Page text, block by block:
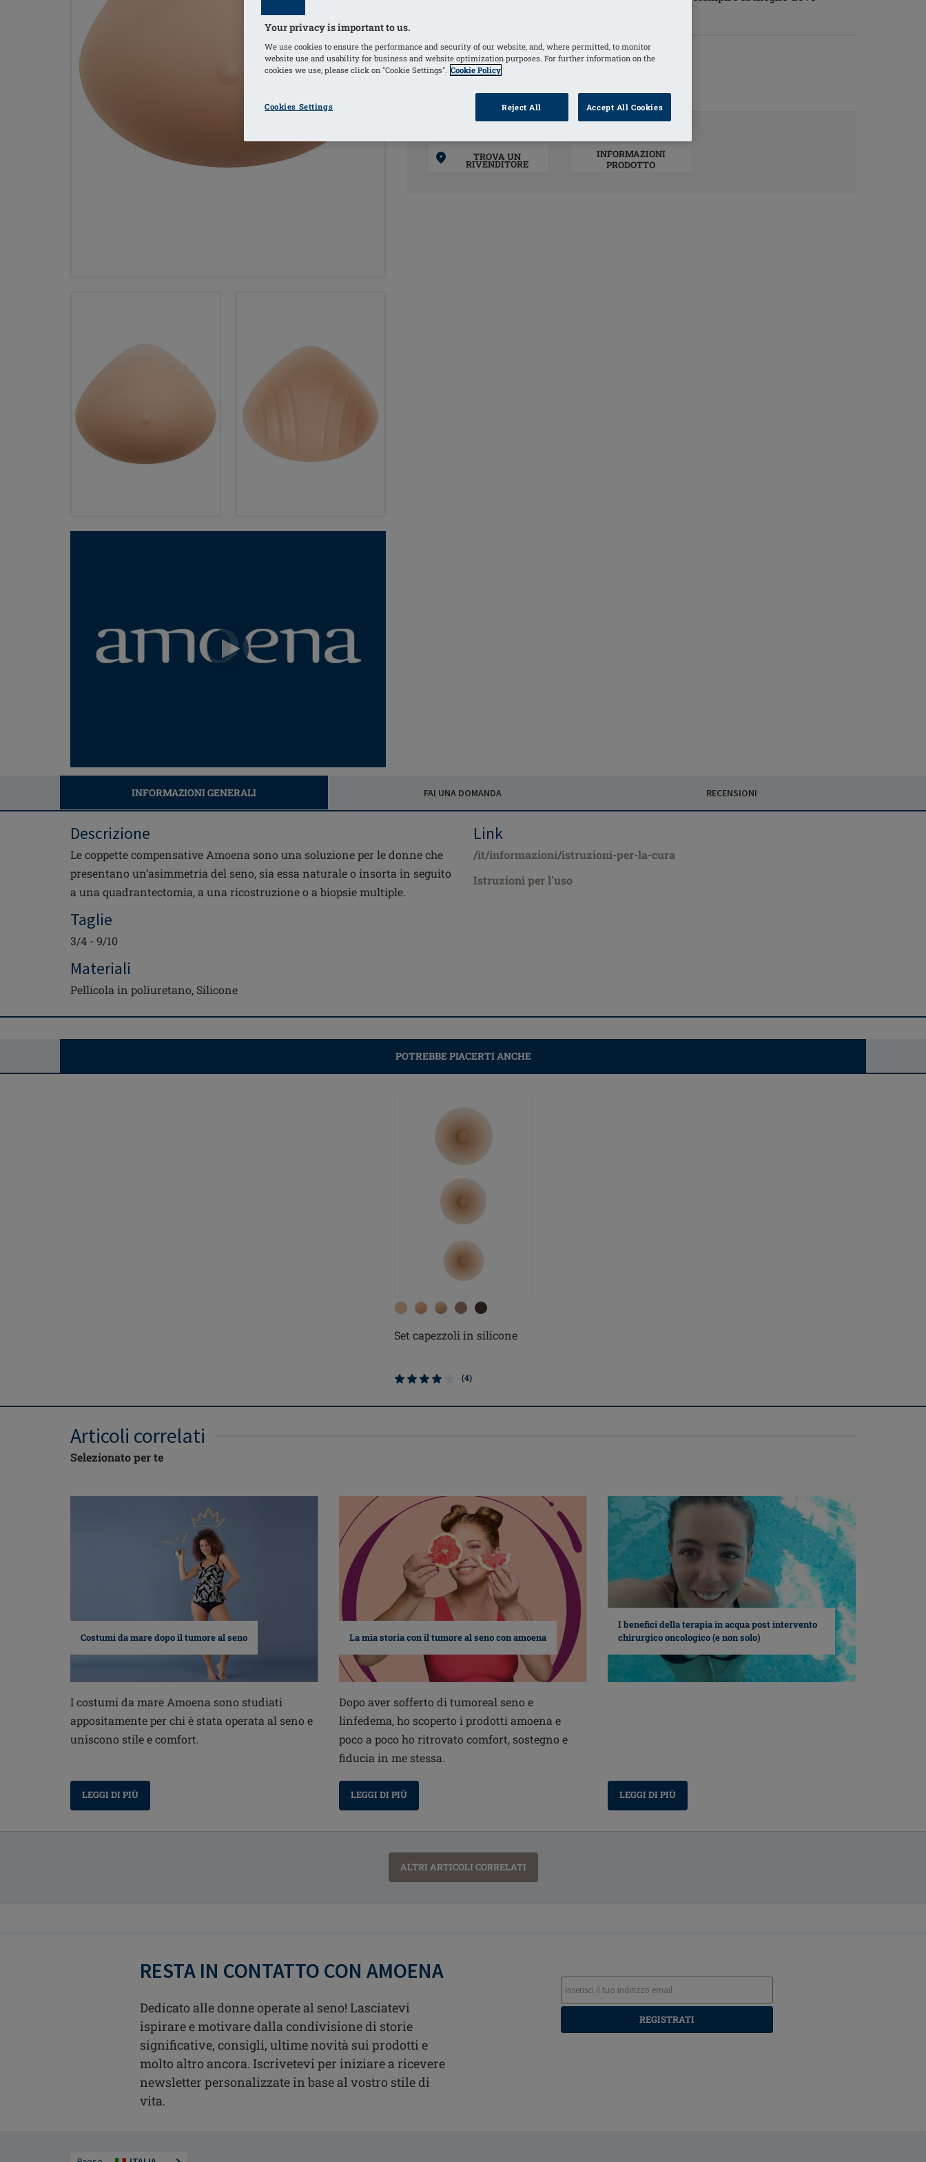
COLORI
TROVA UN
RIVENDITORE
INFORMAZIONI
PRODOTTO
INFORMAZIONI GENERALI FAI UNA DOMANDA RECENSIONI
Descrizione
Le coppette compensative Amoena sono una soluzione per le donne che
presentano un’asimmetria del seno, sia essa naturale o insorta in seguito
a una quadrantectomia, a una ricostruzione o a biopsie multiple.
Taglie
3/4 - 9/10
Materiali
Pellicola in poliuretano, Silicone
Link
/it/informazioni/istruzioni-per-la-cura
Istruzioni per l'uso
POTREBBE PIACERTI ANCHE
Set capezzoli in silicone
(4)
Articoli correlati
Selezionato per te
Costumi da mare dopo il tumore al seno
I costumi da mare Amoena sono studiati
appositamente per chi è stata operata al seno e
uniscono stile e comfort.
LEGGI DI PIÙ
La mia storia con il tumore al seno con amoena
Dopo aver sofferto di tumoreal seno e
linfedema, ho scoperto i prodotti amoena e
poco a poco ho ritrovato comfort, sostegno e
fiducia in me stessa.
LEGGI DI PIÙ
I benefici della terapia in acqua post intervento
chirurgico oncologico (e non solo)
LEGGI DI PIÙ
ALTRI ARTICOLI CORRELATI
RESTA IN CONTATTO CON AMOENA
Dedicato alle donne operate al seno! Lasciatevi
ispirare e motivare dalla condivisione di storie
significative, consigli, ultime novità sui prodotti e
molto altro ancora. Iscrivetevi per iniziare a ricevere
newsletter personalizzate in base al vostro stile di
vita.
REGISTRATI
Your privacy is important to us.
We use cookies to ensure the performance and security of our website, and, where permitted, to monitor
website use and usability for business and website optimization purposes. For further information on the
cookies we use, please click on "Cookie Settings". Cookie Policy
Cookies Settings Reject All Accept All Cookies